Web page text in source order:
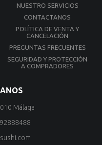
NUESTRO SERVICIOS
CONTACTANOS
POLÍTICA DE VENTA Y
CANCELACIÓN
PREGUNTAS FRECUENTES
SEGURIDAD Y PROTECCIÓN
A COMPRADORES
Málaga